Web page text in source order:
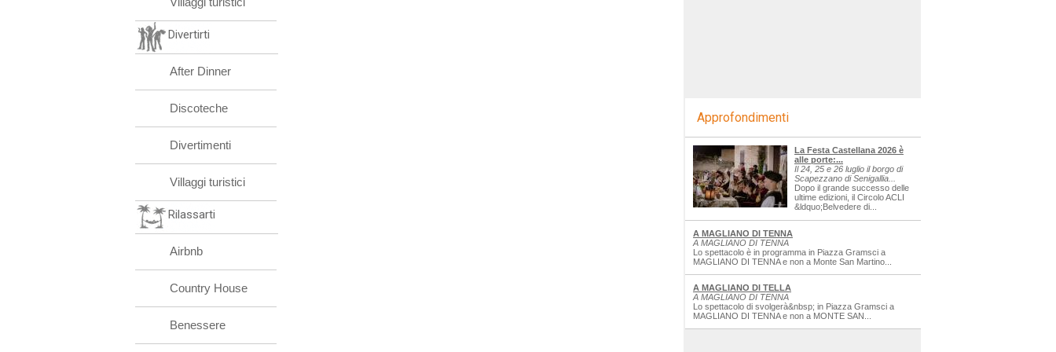
Divertirti
After Dinner
Discoteche
Divertimenti
Villaggi turistici
Rilassarti
Airbnb
Country House
Benessere
Approfondimenti
La Festa Castellana 2026 è
alle porte:...
Il 24, 25 e 26 luglio il borgo di
Scapezzano di Senigallia...
Dopo il grande successo delle
ultime edizioni, il Circolo ACLI
&ldquo;Belvedere di...
A MAGLIANO DI TENNA
A MAGLIANO DI TENNA
Lo spettacolo è in programma in Piazza Gramsci a
MAGLIANO DI TENNA e non a Monte San Martino...
A MAGLIANO DI TELLA
A MAGLIANO DI TENNA
Lo spettacolo di svolgerà&nbsp; in Piazza Gramsci a
MAGLIANO DI TENNA e non a MONTE SAN...